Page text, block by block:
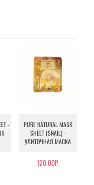
-
PURE NATURAL MASK
SHEET (SNAIL) -
УЛИТОЧНАЯ МАСКА
120.00Р.